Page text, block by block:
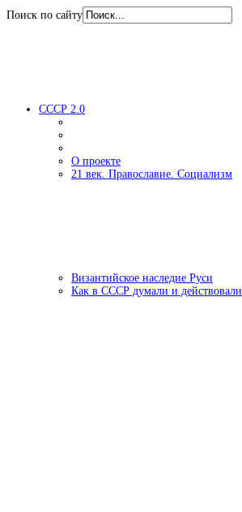
Поиск по сайту
СССР 2.0
О проекте
21 век. Православие. Социализм
Византийское наследие Руси
Как в СССР думали и действовали